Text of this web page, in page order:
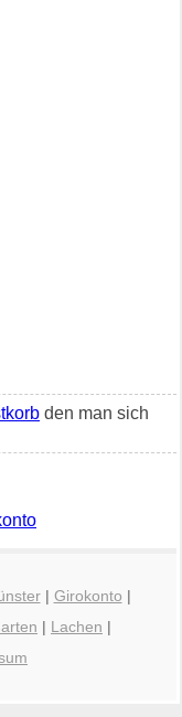
den man sich
| Girokonto |
| Lachen |